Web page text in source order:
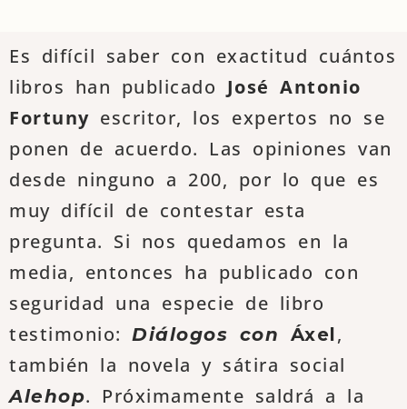
Es difícil saber con exactitud cuántos
libros han publicado José Antonio
Fortuny escritor, los expertos no se
ponen de acuerdo. Las opiniones van
desde ninguno a 200, por lo que es
muy difícil de contestar esta
pregunta. Si nos quedamos en la
media, entonces ha publicado con
seguridad una especie de libro
testimonio: Diálogos con Áxel,
también la novela y sátira social
Alehop. Próximamente saldrá a la